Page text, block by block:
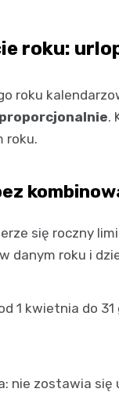
roku:
roku
proporcjonalnie.
roku.
się roczny
danym roku i
1 kwietnia do
nie zostawia się